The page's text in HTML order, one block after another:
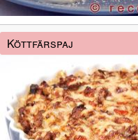
Köttfärspaj